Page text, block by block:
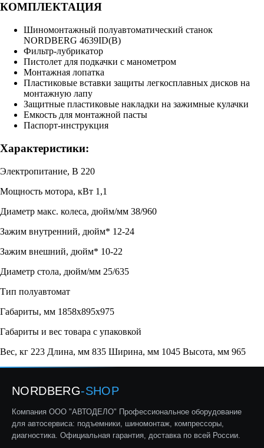
КОМПЛЕКТАЦИЯ
Шиномонтажный полуавтоматический станок
NORDBERG 4639ID(B)
Фильтр-лубрикатор
Пистолет для подкачки с манометром
Монтажная лопатка
Пластиковые вставки защиты легкосплавных дисков на
монтажную лапу
Защитные пластиковые накладки на зажимные кулачки
Емкость для монтажной пасты
Паспорт-инструкция
Характеристики:
Электропитание, В 220
Мощность мотора, кВт 1,1
Диаметр макс. колеса, дюйм/мм 38/960
Зажим внутренний, дюйм* 12-24
Зажим внешний, дюйм* 10-22
Диаметр стола, дюйм/мм 25/635
Тип полуавтомат
Габариты, мм 1858х895х975
Габариты и вес товара с упаковкой
Вес, кг 223 Длина, мм 835 Ширина, мм 1045 Высота, мм 965
NORDBERG-SHOP
Компания ООО "АВТОДЕЛО" Профессиональное оборудование
для автосервиса: подъемники, шиномонтаж, компрессоры,
диагностика. Официальная гарантия, доставка по всей России.